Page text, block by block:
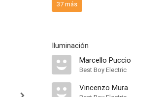
37 más
Iluminación
Marcello Puccio
Best Boy Electric
Vincenzo Mura